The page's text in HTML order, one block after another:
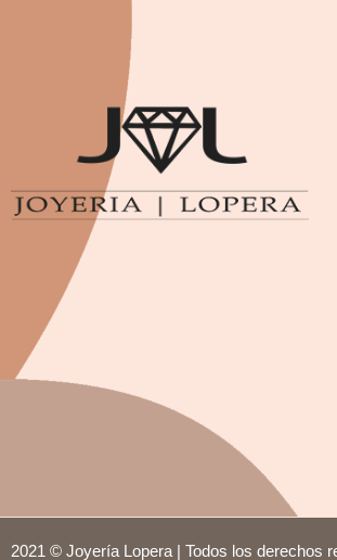
2021 © Joyería Lopera | Todos los derechos